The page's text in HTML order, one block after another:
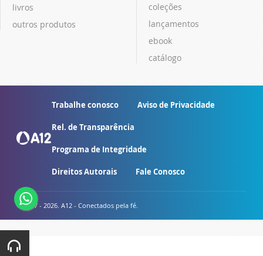
livros
outros produtos
coleções
lançamentos
ebook
catálogo
Trabalhe conosco Aviso de Privacidade
Rel. de Transparência
Programa de Integridade
Direitos Autorais Fale Conosco
© 2007 - 2026. A12 - Conectados pela fé.